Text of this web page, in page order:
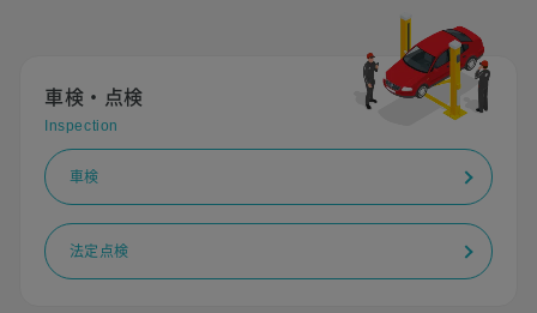
車検・点検
Inspection
車検
法定点検